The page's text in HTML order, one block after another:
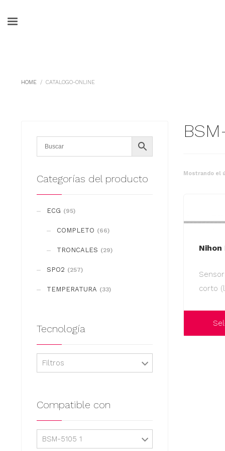
HOME CATALOGO-ONLINE
Mostrando el
Nihon
corto
Categorías del producto
ECG (95)
COMPLETO (66)
TRONCALES (29)
SPO2 (257)
TEMPERATURA (33)
Tecnología
Filtros
Compatible con
BSM-5105 1